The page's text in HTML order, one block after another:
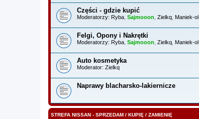
Części - gdzie kupić
Moderatorzy: Ryba Sajmooon Zielkq Maniek-ol
Felgi, Opony i Nakrętki
Moderatorzy: Ryba Sajmooon Zielkq Maniek-ol
Auto kosmetyka
Moderator: Zielkq
Naprawy blacharsko-lakiernicze
STREFA NISSAN - SPRZEDAM / KUPIĘ / ZAMIENIĘ